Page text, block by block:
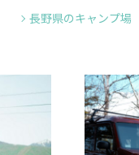
長野県のキャンプ場